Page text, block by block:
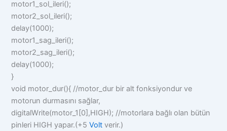
motor1_sol_ileri();
motor2_sol_ileri();
delay(1000);
motor1_sag_ileri();
motor2_sag_ileri();
delay(1000);
}
void motor_dur(){ //motor_dur bir alt fonksiyondur ve
motorun durmasını sağlar,
digitalWrite(motor_1[0],HIGH); //motorlara bağlı olan bütün
pinleri HIGH yapar.(+5Volt verir.)